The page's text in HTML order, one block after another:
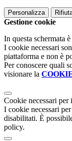
Personalizza
Gestione cookie
In questa schermata
I cookie necessari
piattaforma e non è
Per conoscere quali
visionare la
Cookie necessari
I cookie necessari
disabilitati. È
policy.